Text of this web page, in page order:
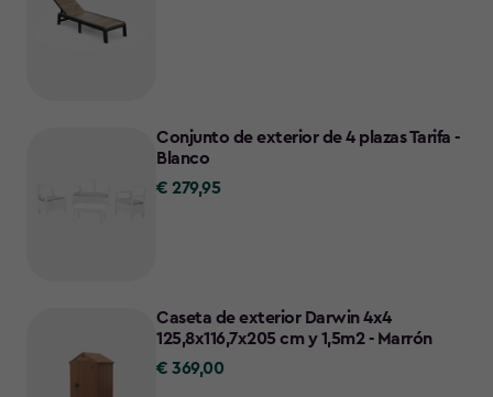
Conjunto de exterior de 4 plazas Tarifa -
Blanco
€
€ 279,95
Caseta de exterior Darwin 4x4
125,8x116,7x205 cm y 1,5m2 - Marrón
€
€ 369,00